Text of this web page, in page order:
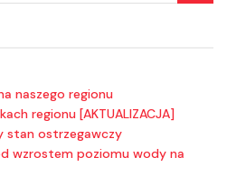
naszego regionu
regionu [AKTUALIZACJA]
stan ostrzegawczy
wzrostem poziomu wody na